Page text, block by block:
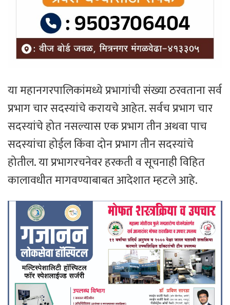
या महानगरपालिकांमध्ये प्रभागांची संख्या ठरवताना सर्व
प्रभाग चार सदस्यांचे करायचे आहेत. सर्वच प्रभाग चार
सदस्यांचे होत नसल्यास एक प्रभाग तीन अथवा पाच
सदस्यांचा होईल किंवा दोन प्रभाग तीन सदस्यांचे
होतील. या प्रभागरचनेवर हरकती व सूचनाही विहित
कालावधीत मागवण्याबाबत आदेशात म्हटले आहे.